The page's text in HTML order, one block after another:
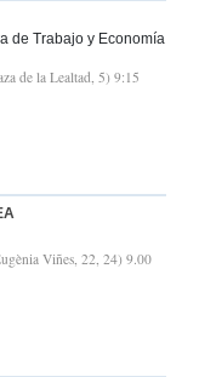
de Trabajo y Economía
de la Lealtad, 5) 9:15
Viñes, 22, 24) 9.00